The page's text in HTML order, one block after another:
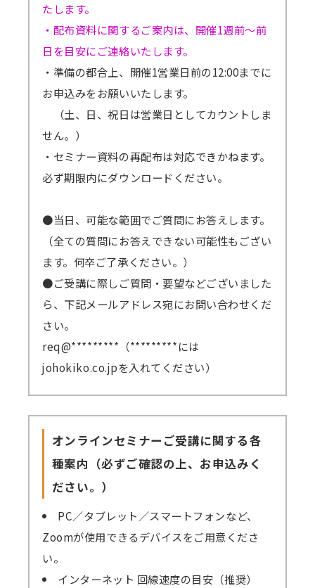
たします。
・配布資料に関するご案内は、開催1週前～前
日を目安にご連絡いたします。
・準備の都合上、開催1営業日前の12:00までに
お申込みをお願いいたします。
（土、日、祝日は営業日としてカウントしま
せん。）
・セミナー資料の再配布は対応できかねます。
必ず期限内にダウンロードください。
●当日、可能な範囲でご質問にお答えします。
（全ての質問にお答えできない可能性もござい
ます。何卒ご了承ください。）
●ご受講に際しご質問・要望などございました
ら、下記メールアドレス宛にお問い合わせくだ
さい。
req@*********（*********には
johokiko.co.jpを入れてください）
オンラインセミナーご受講に関する各
種案内（必ずご確認の上、お申込みく
ださい。）
PC／タブレット／スマートフォンなど、
Zoomが使用できるデバイスをご用意くださ
い。
インターネット 回線速度の目安（推奨）